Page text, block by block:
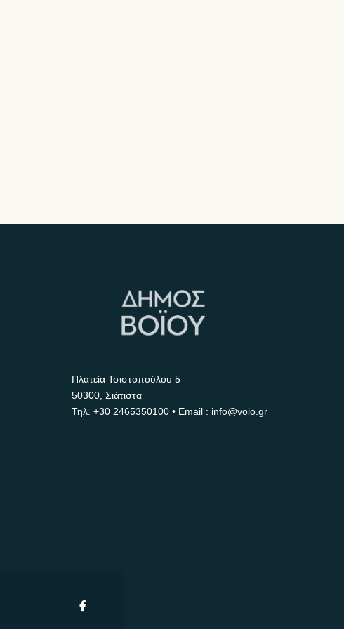
Πλατεία Τσιστοπούλου 5
50300, Σιάτιστα
Τηλ. +30 2465350100 • Email : info@voio.gr